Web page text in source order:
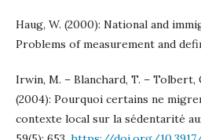
Haug, W. (2000): National and
Problems of measurement and
Irwin, M. – Blanchard, T. – Tolbert,
(2004): Pourquoi certains ne
contexte local sur la sédentarité